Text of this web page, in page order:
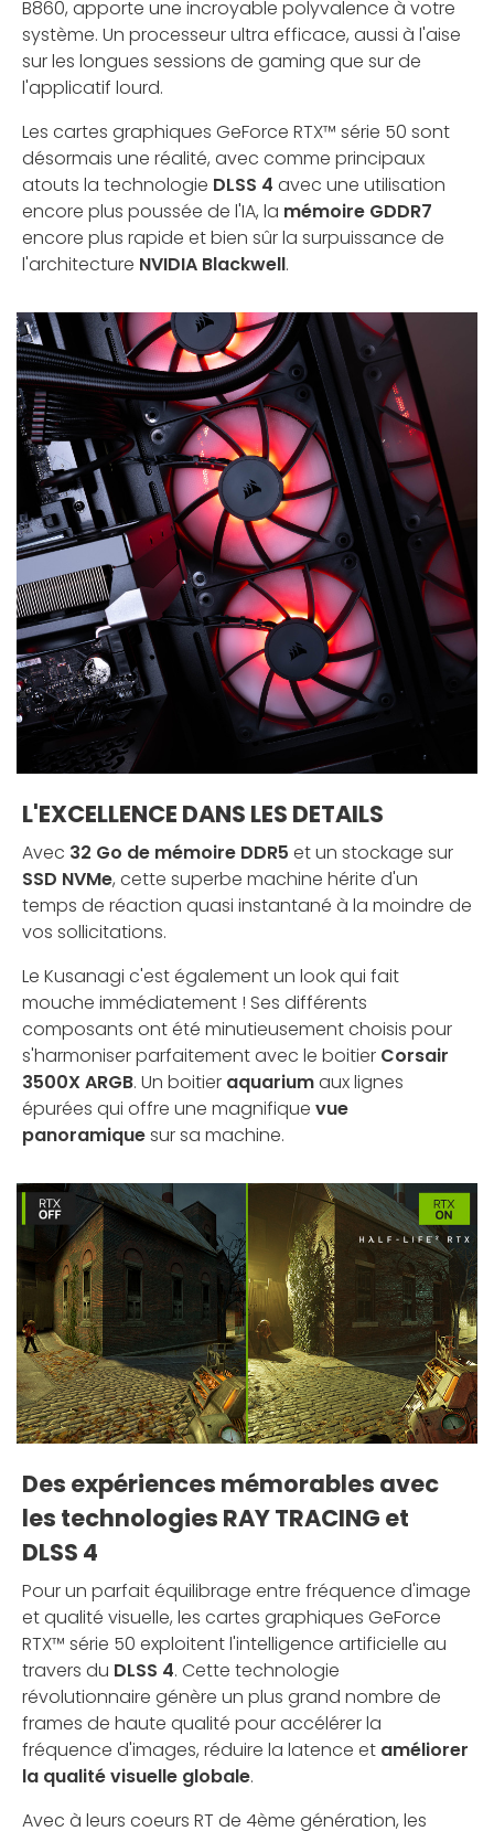
B860, apporte une incroyable polyvalence à votre
système. Un processeur ultra efficace, aussi à l'aise
sur les longues sessions de gaming que sur de
l'applicatif lourd.
Les cartes graphiques GeForce RTX™ série 50 sont
désormais une réalité, avec comme principaux
atouts la technologie DLSS 4 avec une utilisation
encore plus poussée de l'IA, la mémoire GDDR7
encore plus rapide et bien sûr la surpuissance de
l'architecture NVIDIA Blackwell.
L'EXCELLENCE DANS LES DETAILS
Avec 32 Go de mémoire DDR5 et un stockage sur
SSD NVMe, cette superbe machine hérite d'un
temps de réaction quasi instantané à la moindre de
vos sollicitations.
Le Kusanagi c'est également un look qui fait
mouche immédiatement ! Ses différents
composants ont été minutieusement choisis pour
s'harmoniser parfaitement avec le boitier Corsair
3500X ARGB. Un boitier aquariumaux lignes
épurées qui offre une magnifique vue
panoramiquesur sa machine.
Des expériences mémorables avec
les technologies RAY TRACING et
DLSS 4
Pour un parfait équilibrage entre fréquence d'image
et qualité visuelle, les cartes graphiques GeForce
RTX™ série 50 exploitent l'intelligence artificielle au
travers du DLSS 4. Cette technologie
révolutionnaire génère un plus grand nombre de
frames de haute qualité pour accélérer la
fréquence d'images, réduire la latence et améliorer
la qualité visuelle globale.
Avec à leurs coeurs RT de 4ème génération, les